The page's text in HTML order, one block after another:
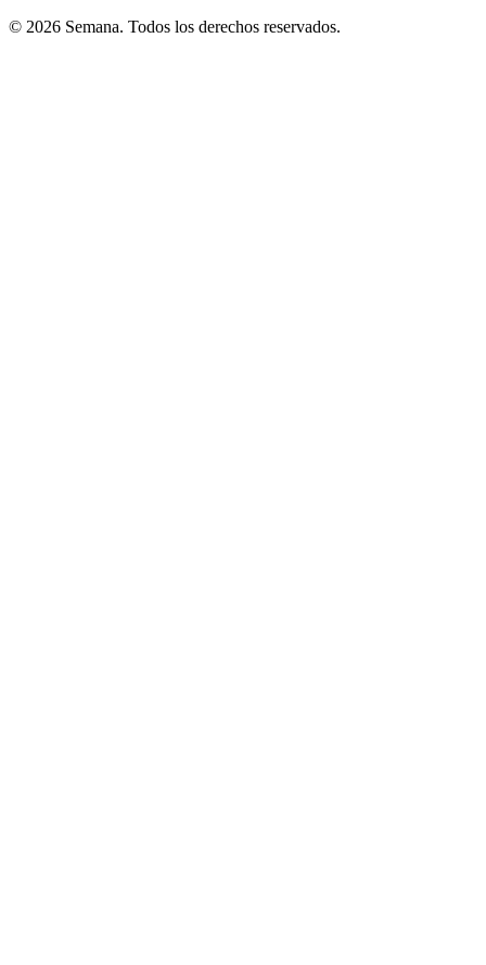
© 2026 Semana. Todos los derechos reservados.